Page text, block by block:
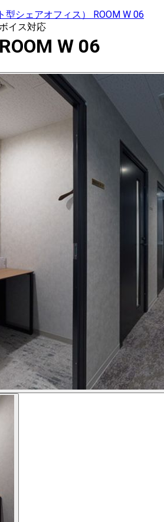
型シェアオフィス） ROOM W 06
イス対応
W 06